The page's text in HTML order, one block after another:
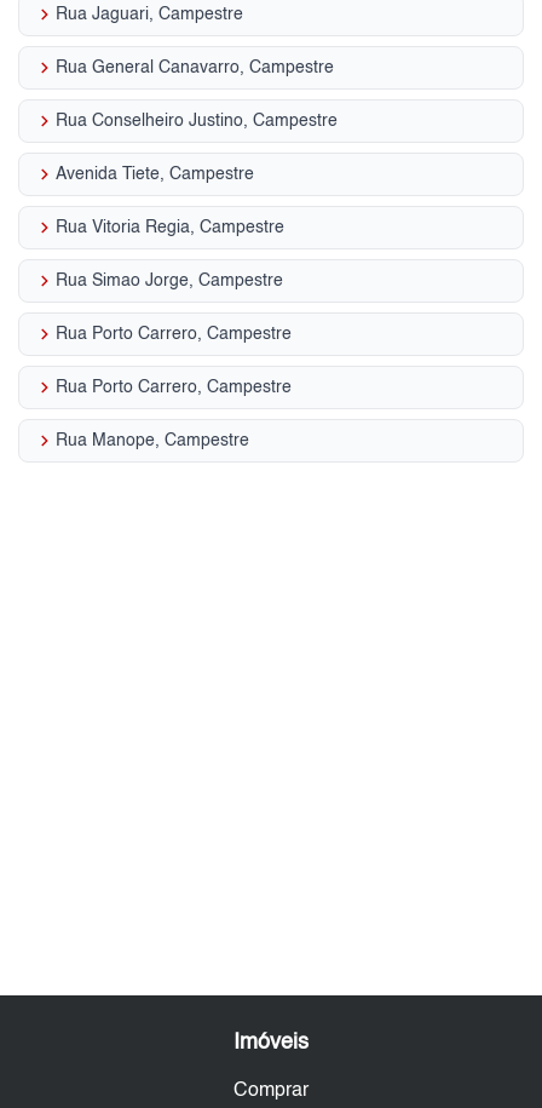
keyboard_arrow_right Rua Jaguari, Campestre
keyboard_arrow_right Rua General Canavarro, Campestre
keyboard_arrow_right Rua Conselheiro Justino, Campestre
keyboard_arrow_right Avenida Tiete, Campestre
keyboard_arrow_right Rua Vitoria Regia, Campestre
keyboard_arrow_right Rua Simao Jorge, Campestre
keyboard_arrow_right Rua Porto Carrero, Campestre
keyboard_arrow_right Rua Porto Carrero, Campestre
keyboard_arrow_right Rua Manope, Campestre
Imóveis
Comprar